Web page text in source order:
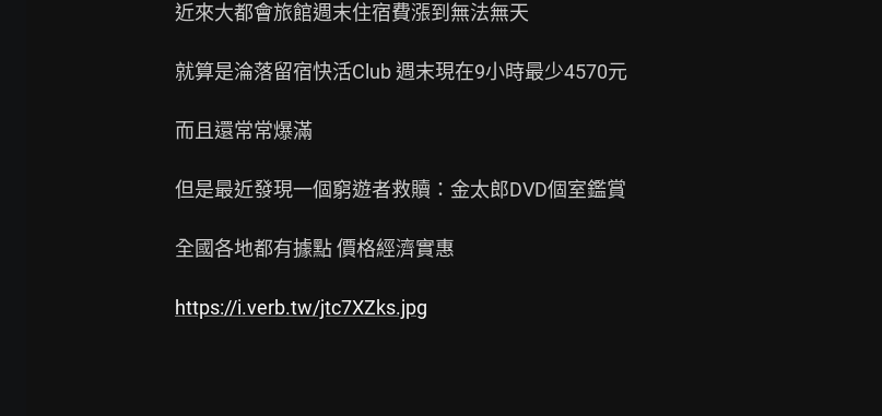
近來大都會旅館週末住宿費漲到無法無天
就算是淪落留宿快活Club 週末現在9小時最少4570元
而且還常常爆滿
但是最近發現一個窮遊者救贖：金太郎DVD個室鑑賞
全國各地都有據點 價格經濟實惠
https://i.verb.tw/jtc7XZks.jpg